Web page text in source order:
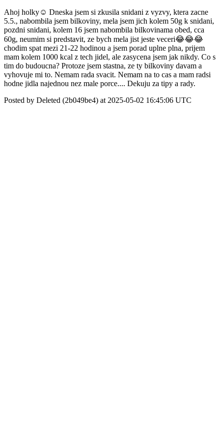
Ahoj holky☺️ Dneska jsem si zkusila snidani z vyzvy, ktera zacne
5.5., nabombila jsem bilkoviny, mela jsem jich kolem 50g k snidani,
pozdni snidani, kolem 16 jsem nabombila bilkovinama obed, cca
60g, neumim si predstavit, ze bych mela jist jeste veceri😂😂😂
chodim spat mezi 21-22 hodinou a jsem porad uplne plna, prijem
mam kolem 1000 kcal z tech jidel, ale zasycena jsem jak nikdy. Co s
tim do budoucna? Protoze jsem stastna, ze ty bilkoviny davam a
vyhovuje mi to. Nemam rada svacit. Nemam na to cas a mam radsi
hodne jidla najednou nez male porce.... Dekuju za tipy a rady.
Posted by Deleted (2b049be4) at 2025-05-02 16:45:06 UTC